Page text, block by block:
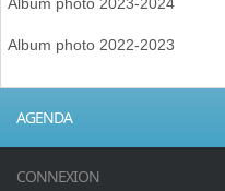
Album photo 2022-2023
AGENDA
CONNEXION